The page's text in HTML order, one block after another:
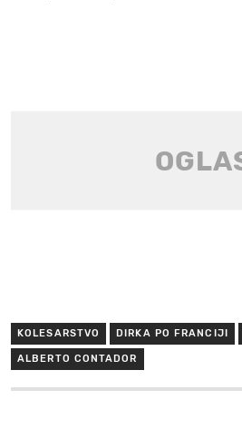
KOLESARSTVO DIRKA PO FRANCIJI
ALBERTO CONTADOR